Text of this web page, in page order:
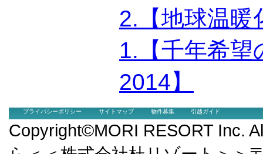
2.【地球温暖
1.【千年希
2014】
プライバシーポリシー サイトマップ 物件募集 引越ガイド
Copyright©MORI RESORT Inc.